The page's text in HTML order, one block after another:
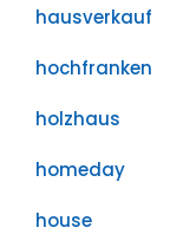
hausverkauf
hochfranken
holzhaus
homeday
house